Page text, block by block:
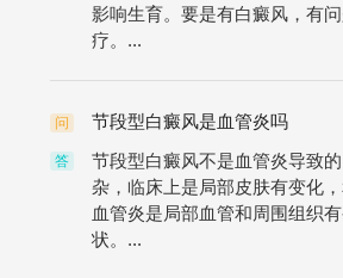
影响生育。要是有白癜风，有
疗。...
问 节段型白癜风是血管炎吗
答
节段型白癜风不是血管炎导致
杂，临床上是局部皮肤有变化
血管炎是局部血管和周围组织
状。...